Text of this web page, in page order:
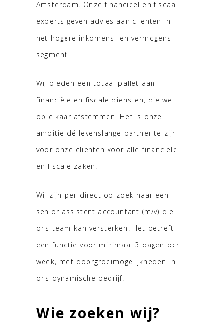
Amsterdam. Onze financieel en fiscaal
experts geven advies aan cliënten in
het hogere inkomens- en vermogens
segment.
Wij bieden een totaal pallet aan
financiële en fiscale diensten, die we
op elkaar afstemmen. Het is onze
ambitie dé levenslange partner te zijn
voor onze cliënten voor alle financiële
en fiscale zaken.
Wij zijn per direct op zoek naar een
senior assistent accountant (m/v) die
ons team kan versterken. Het betreft
een functie voor minimaal 3 dagen per
week, met doorgroeimogelijkheden in
ons dynamische bedrijf.
Wie zoeken wij?